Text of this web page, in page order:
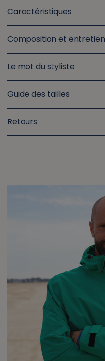
Caractéristiques
Composition et entretien
Le mot du styliste
Guide des tailles
Retours